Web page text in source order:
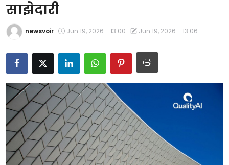
राजस्थान
Contact
मनोरंजन
टेक्नोलॉजी
खेल
साझेदारी
newsvoir Jun 19, 2026 - 13:00 Jun 19, 2026 - 13:06